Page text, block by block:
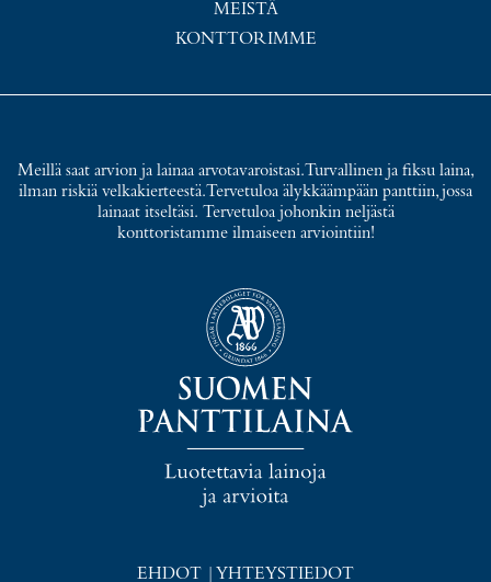
MEISTÄ
KONTTORIMME
Meillä saat arvion ja lainaa arvotavaroistasi. Turvallinen ja fiksu laina,
ilman riskiä velkakierteestä. Tervetuloa älykkäämpään panttiin, jossa
lainaat itseltäsi. Tervetuloa johonkin neljästä
konttoristamme ilmaiseen arviointiin!
EHDOT YHTEYSTIEDOT